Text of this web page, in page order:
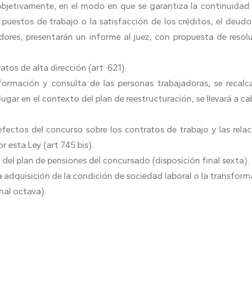
en el modo en que se garantiza la continuidad
de trabajo o la satisfacción de los créditos, el
presentarán un informe al juez, con propuesta de
de alta dirección (art. 621).
y consulta de las personas trabajadoras, se
en el contexto del plan de reestructuración, se llevará a
del concurso sobre los contratos de trabajo y las
esta Ley (art 745 bis).
plan de pensiones del concursado (disposición final sexta).
de la condición de sociedad laboral o la
octava).